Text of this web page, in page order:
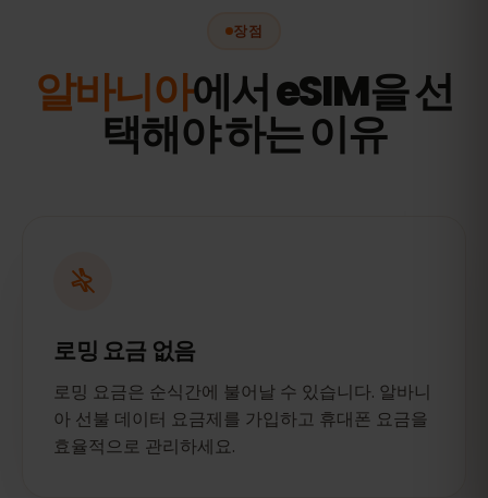
장점
알바니아에서 eSIM을 선
택해야 하는 이유
로밍 요금 없음
로밍 요금은 순식간에 불어날 수 있습니다. 알바니
아 선불 데이터 요금제를 가입하고 휴대폰 요금을
효율적으로 관리하세요.